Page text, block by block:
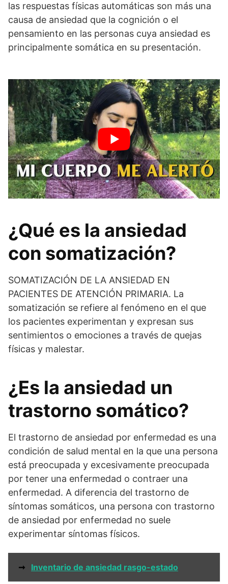
las respuestas físicas automáticas son más una
causa de ansiedad que la cognición o el
pensamiento en las personas cuya ansiedad es
principalmente somática en su presentación.
¿Qué es la ansiedad
con somatización?
SOMATIZACIÓN DE LA ANSIEDAD EN
PACIENTES DE ATENCIÓN PRIMARIA. La
somatización se refiere al fenómeno en el que
los pacientes experimentan y expresan sus
sentimientos o emociones a través de quejas
físicas y malestar.
¿Es la ansiedad un
trastorno somático?
El trastorno de ansiedad por enfermedad es una
condición de salud mental en la que una persona
está preocupada y excesivamente preocupada
por tener una enfermedad o contraer una
enfermedad. A diferencia del trastorno de
síntomas somáticos, una persona con trastorno
de ansiedad por enfermedad no suele
experimentar síntomas físicos.
➞ Inventario de ansiedad rasgo-estado